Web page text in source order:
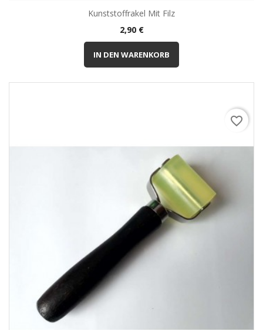
Kunststoffrakel Mit Filz
Preis
2,90 €
IN DEN WARENKORB
favorite_border